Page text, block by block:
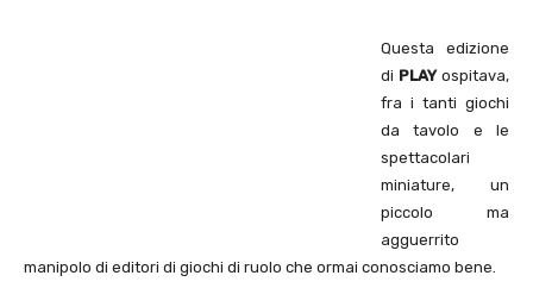
Questa edizione
di PLAYospitava,
fra i tanti giochi
da tavolo e le
spettacolari
miniature, un
piccolo ma
agguerrito
manipolo di editori di giochi di ruolo che ormai conosciamo bene.